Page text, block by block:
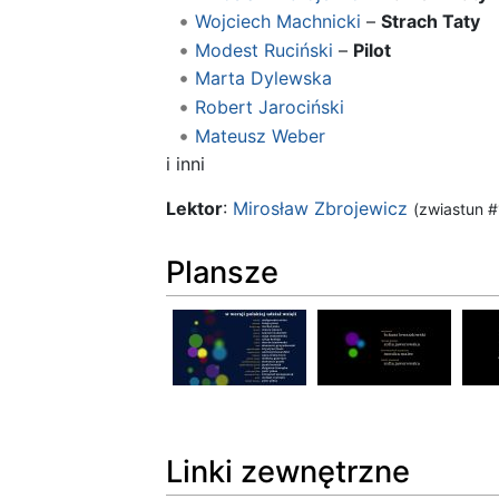
Wojciech Machnicki – Strach Taty
Modest Ruciński – Pilot
Marta Dylewska
Robert Jarociński
Mateusz Weber
i inni
Lektor: Mirosław Zbrojewicz (zwiastun
Plansze
Linki zewnętrzne